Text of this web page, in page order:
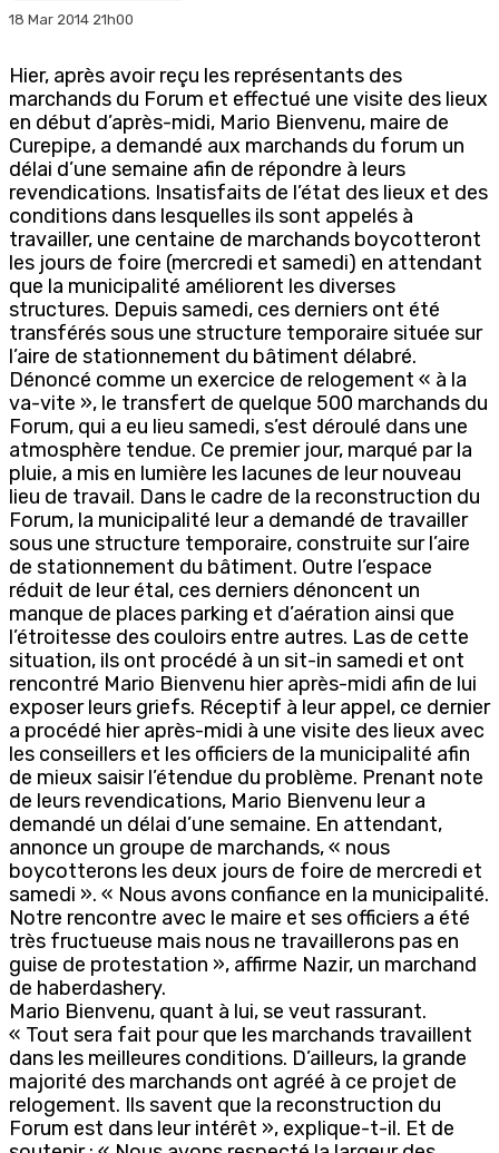
18 Mar 2014 21h00
Hier, après avoir reçu les représentants des
marchands du Forum et effectué une visite des lieux
en début d’après-midi, Mario Bienvenu, maire de
Curepipe, a demandé aux marchands du forum un
délai d’une semaine afin de répondre à leurs
revendications. Insatisfaits de l’état des lieux et des
conditions dans lesquelles ils sont appelés à
travailler, une centaine de marchands boycotteront
les jours de foire (mercredi et samedi) en attendant
que la municipalité améliorent les diverses
structures. Depuis samedi, ces derniers ont été
transférés sous une structure temporaire située sur
l’aire de stationnement du bâtiment délabré.
Dénoncé comme un exercice de relogement « à la
va-vite », le transfert de quelque 500 marchands du
Forum, qui a eu lieu samedi, s’est déroulé dans une
atmosphère tendue. Ce premier jour, marqué par la
pluie, a mis en lumière les lacunes de leur nouveau
lieu de travail. Dans le cadre de la reconstruction du
Forum, la municipalité leur a demandé de travailler
sous une structure temporaire, construite sur l’aire
de stationnement du bâtiment. Outre l’espace
réduit de leur étal, ces derniers dénoncent un
manque de places parking et d’aération ainsi que
l’étroitesse des couloirs entre autres. Las de cette
situation, ils ont procédé à un sit-in samedi et ont
rencontré Mario Bienvenu hier après-midi afin de lui
exposer leurs griefs. Réceptif à leur appel, ce dernier
a procédé hier après-midi à une visite des lieux avec
les conseillers et les officiers de la municipalité afin
de mieux saisir l’étendue du problème. Prenant note
de leurs revendications, Mario Bienvenu leur a
demandé un délai d’une semaine. En attendant,
annonce un groupe de marchands, « nous
boycotterons les deux jours de foire de mercredi et
samedi ». « Nous avons confiance en la municipalité.
Notre rencontre avec le maire et ses officiers a été
très fructueuse mais nous ne travaillerons pas en
guise de protestation », affirme Nazir, un marchand
de haberdashery.
Mario Bienvenu, quant à lui, se veut rassurant.
« Tout sera fait pour que les marchands travaillent
dans les meilleures conditions. D’ailleurs, la grande
majorité des marchands ont agréé à ce projet de
relogement. Ils savent que la reconstruction du
Forum est dans leur intérêt », explique-t-il. Et de